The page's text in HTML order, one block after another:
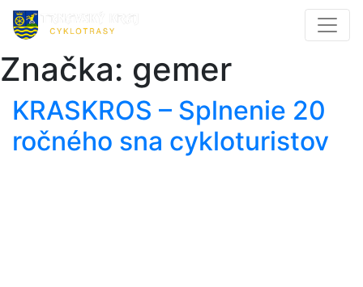
Značka: gemer
KRASKROS – Splnenie 20
ročného sna cykloturistov